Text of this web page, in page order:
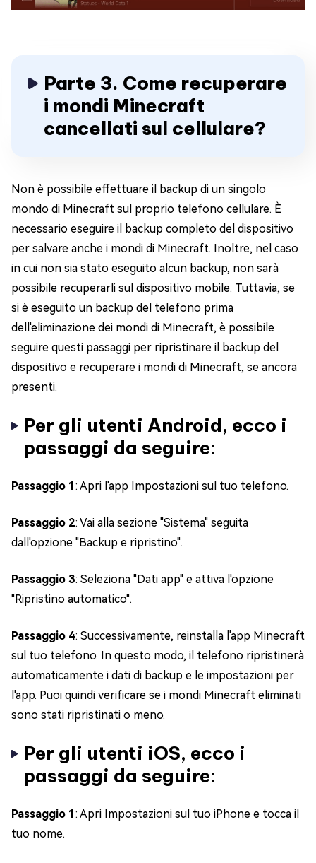
Parte 3. Come recuperare
i mondi Minecraft
cancellati sul cellulare?
Non è possibile effettuare il backup di un singolo
mondo di Minecraft sul proprio telefono cellulare. È
necessario eseguire il backup completo del dispositivo
per salvare anche i mondi di Minecraft. Inoltre, nel caso
in cui non sia stato eseguito alcun backup, non sarà
possibile recuperarli sul dispositivo mobile. Tuttavia, se
si è eseguito un backup del telefono prima
dell'eliminazione dei mondi di Minecraft, è possibile
seguire questi passaggi per ripristinare il backup del
dispositivo e recuperare i mondi di Minecraft, se ancora
presenti.
Per gli utenti Android, ecco i
passaggi da seguire:
Passaggio 1 : Apri l'app Impostazioni sul tuo telefono.
Passaggio 2: Vai alla sezione "Sistema" seguita
dall'opzione "Backup e ripristino".
Passaggio 3: Seleziona "Dati app" e attiva l'opzione
"Ripristino automatico".
Passaggio 4: Successivamente, reinstalla l'app Minecraft
sul tuo telefono. In questo modo, il telefono ripristinerà
automaticamente i dati di backup e le impostazioni per
l'app. Puoi quindi verificare se i mondi Minecraft eliminati
sono stati ripristinati o meno.
Per gli utenti iOS, ecco i
passaggi da seguire:
Passaggio 1 : Apri Impostazioni sul tuo iPhone e tocca il
tuo nome.